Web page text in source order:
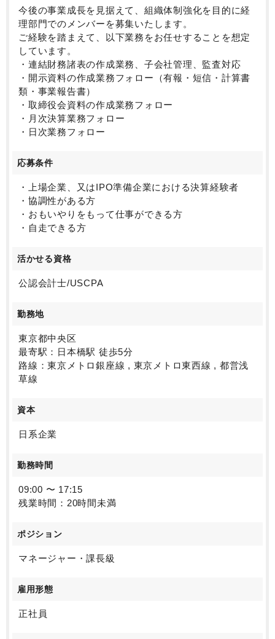
上場企業の経理マネージャー、又はIPO準備企業にて
経理責任者を経験した方がターゲットです。
（経理経験のない公認会計士も相談可）
連結決算や開示といった知識や実務経験を求めてお
り、
ご志向性によって、マネジメント経験を積むことがで
きます。
経理として専門性を高めるだけに留まらず、
ご志向性によって幅広い業務を経験することも可能で
す。
人レベルでも成長が期待できます。
エンジニア中心の会社で働きやすさが魅力。
現状、経理財務部門に決算主力メンバーが不足してお
り、
特定のメンバーに業務が偏っている為、部門強化が募
集の背景です。
です。
今後の事業成長を見据えて、組織体制強化を目的に経
理部門でのメンバーを募集いたします。
ご経験を踏まえて、以下業務をお任せすることを想定
しています。
・連結財務諸表の作成業務、子会社管理、監査対応
・開示資料の作成業務フォロー（有報・短信・計算書
類・事業報告書）
・取締役会資料の作成業務フォロー
・月次決算業務フォロー
・日次業務フォロー
応募条件
・上場企業、又はIPO準備企業における決算経験者
・協調性がある方
・おもいやりをもって仕事ができる方
・自走できる方
活かせる資格
公認会計士/USCPA
勤務地
東京都中央区
最寄駅：日本橋駅 徒歩5分
路線：東京メトロ銀座線 , 東京メトロ東西線 , 都営浅
草線
資本
日系企業
勤務時間
09:00 〜 17:15
残業時間：20時間未満
ポジション
マネージャー・課長級
雇用形態
正社員